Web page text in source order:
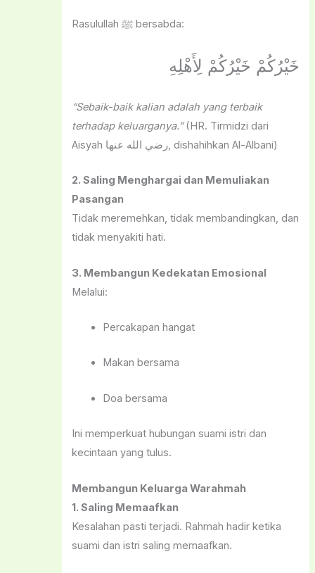
Rasulullah ﷺ bersabda:
خَيْرُكُمْ خَيْرُكُمْ لِأَهْلِهِ
“Sebaik-baik kalian adalah yang terbaik
terhadap keluarganya.”(HR. Tirmidzi dari
Aisyah رضي الله عنها, dishahihkan Al-Albani)
2. Saling Menghargai dan Memuliakan
Pasangan
Tidak meremehkan, tidak membandingkan, dan
tidak menyakiti hati.
3. Membangun Kedekatan Emosional
Melalui:
Percakapan hangat
Makan bersama
Doa bersama
Ini memperkuat hubungan suami istri dan
kecintaan yang tulus.
Membangun Keluarga Warahmah
1. Saling Memaafkan
Kesalahan pasti terjadi. Rahmah hadir ketika
suami dan istri saling memaafkan.